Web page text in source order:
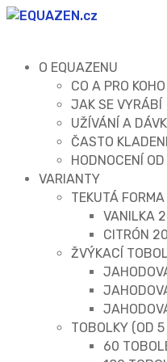
O EQUAZENU
CO A PRO
JAK SE VYRÁBÍ
UŽÍVÁNÍ A
ČASTO
HODNOCENÍ
VARIANTY
TEKUTÁ
VANILKA
CITRÓN
ŽVÝKACÍ
TOBOLKY (OD
60